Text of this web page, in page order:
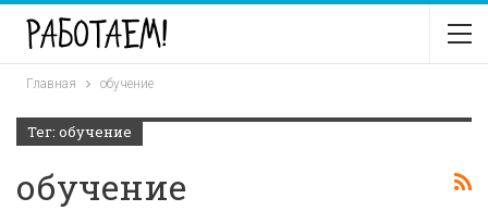
Главная обучение
Тег: обучение
обучение